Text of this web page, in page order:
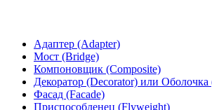
Адаптер (Adapter)
Мост (Bridge)
Компоновщик (Composite)
Декоратор (Decorator) или Оболочка
Фасад (Facade)
Приспособленец (Flyweight)